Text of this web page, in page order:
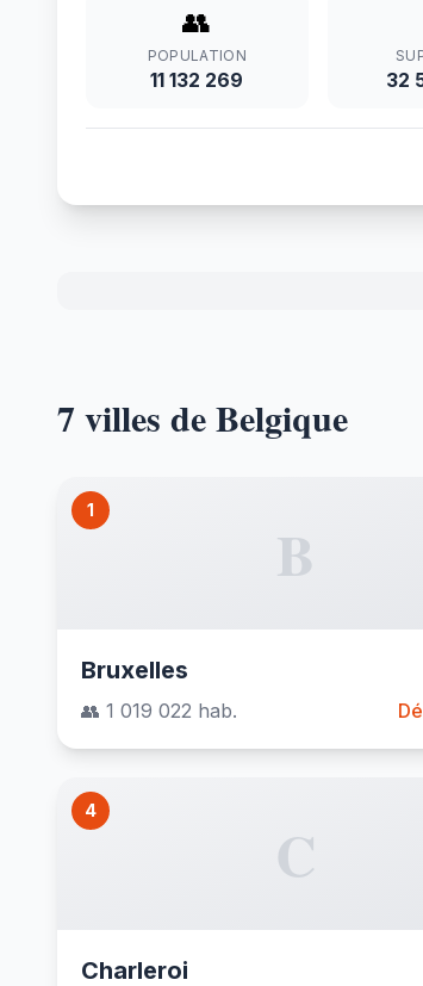
👥
POPULATION
11 132 269 32
7 villes de Belgique
1
B
Bruxelles
👥 1 019 022 hab.
4
C
Charleroi